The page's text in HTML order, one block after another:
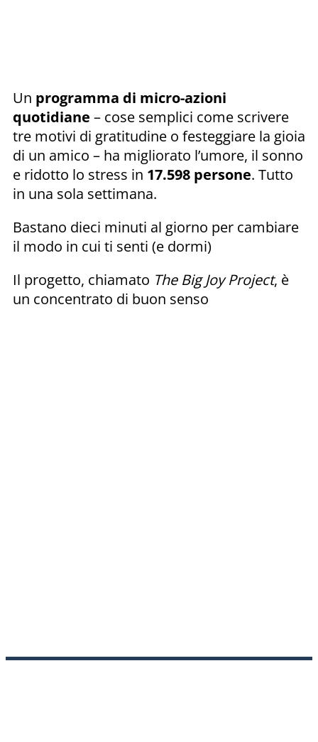
Un programma di micro-azioni
quotidiane – cose semplici come scrivere
tre motivi di gratitudine o festeggiare la gioia
di un amico – ha migliorato l’umore, il sonno
e ridotto lo stress in 17.598 persone. Tutto
in una sola settimana.
Bastano dieci minuti al giorno per cambiare
il modo in cui ti senti (e dormi)
Il progetto, chiamato The Big Joy Project, è
un concentrato di buon senso